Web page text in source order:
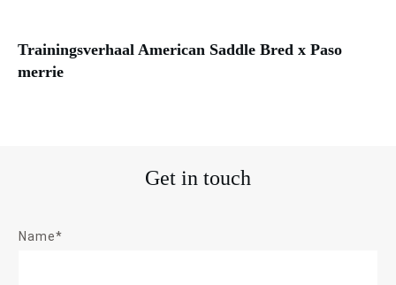
Trainingsverhaal American Saddle Bred x Paso
merrie
Get in touch
Name*